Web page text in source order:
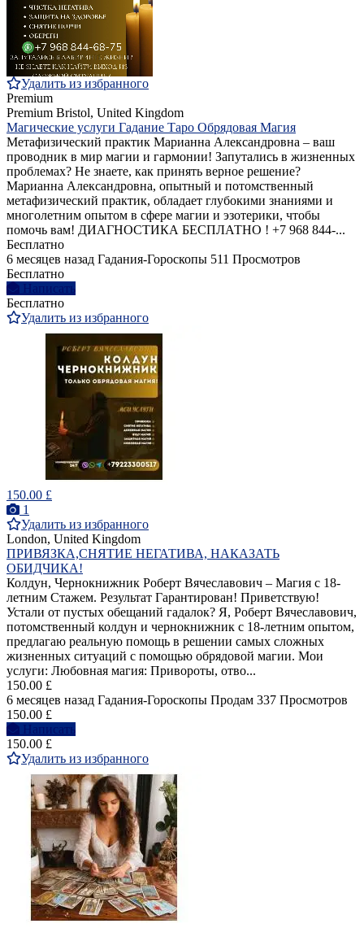
Удалить из избранного
Premium
Premium Bristol, United Kingdom
Магические услуги Гадание Таро Обрядовая Магия
Метафизический практик Марианна Александровна – ваш
проводник в мир магии и гармонии! Запутались в жизненных
проблемах? Не знаете, как принять верное решение?
Марианна Александровна, опытный и потомственный
метафизический практик, обладает глубокими знаниями и
многолетним опытом в сфере магии и эзотерики, чтобы
помочь вам! ДИАГНОСТИКА БЕСПЛАТНО ! +7 968 844‑...
Бесплатно
6 месяцев назад Гадания-Гороскопы 511 Просмотров
Бесплатно
Написать
Бесплатно
Удалить из избранного
150.00 £
1
Удалить из избранного
London, United Kingdom
ПРИВЯЗКА,СНЯТИЕ НЕГАТИВА, НАКАЗАТЬ
ОБИДЧИКА!
Колдун, Чернокнижник Роберт Вячеславович – Магия с 18-
летним Стажем. Результат Гарантирован! Приветствую!
Устали от пустых обещаний гадалок? Я, Роберт Вячеславович,
потомственный колдун и чернокнижник с 18-летним опытом,
предлагаю реальную помощь в решении самых сложных
жизненных ситуаций с помощью обрядовой магии. Мои
услуги: Любовная магия: Привороты, отво...
150.00 £
6 месяцев назад Гадания-Гороскопы Продам 337 Просмотров
150.00 £
Написать
150.00 £
Удалить из избранного